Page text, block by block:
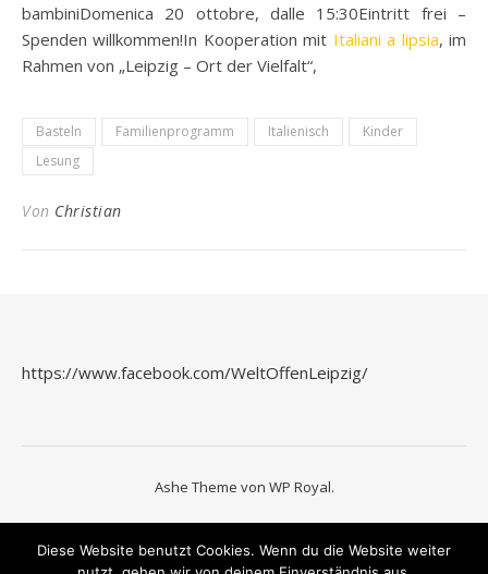
bambiniDomenica 20 ottobre, dalle 15:30Eintritt frei –
Spenden willkommen!In Kooperation mit Italiani a lipsia, im
Rahmen von „Leipzig – Ort der Vielfalt“,
Basteln Familienprogramm Italienisch
Kinder
Lesung
Von Christian
https://www.facebook.com/WeltOffenLeipzig/
Ashe Theme von WP Royal.
Diese Website benutzt Cookies. Wenn du die Website weiter